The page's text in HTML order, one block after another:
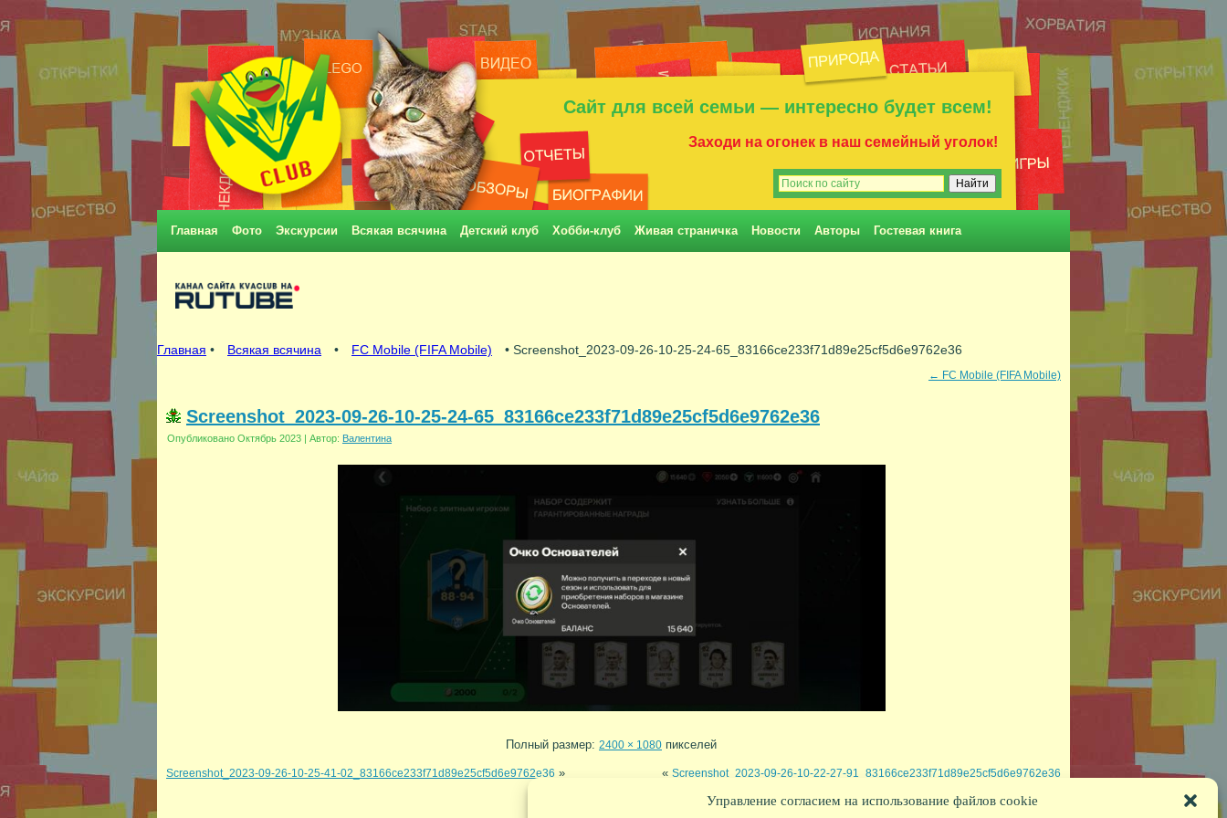
Управление согласием на использование файлов cookie
Сайт для всей семьи — интересно будет всем!
Заходи на огонек в наш семейный уголок!
Главная Фото Экскурсии Всякая всячина Детский клуб Хобби-клуб Живая страничка Новости Авторы Гостевая книга
Главная • Всякая всячина • FC Mobile (FIFA Mobile) • Screenshot_2023-09-26-10-25-24-65_83166ce233f71d89e25cf5d6e9762e36
← FC Mobile (FIFA Mobile)
Screenshot_2023-09-26-10-25-24-65_83166ce233f71d89e25cf5d6e9762e36
Опубликовано Октябрь 2023 | Автор: Валентина
Полный размер: 2400 × 1080 пикселей
Screenshot_2023-09-26-10-25-41-02_83166ce233f71d89e25cf5d6e9762e36 » « Screenshot_2023-09-26-10-22-27-91_83166ce233f71d89e25cf5d6e9762e36